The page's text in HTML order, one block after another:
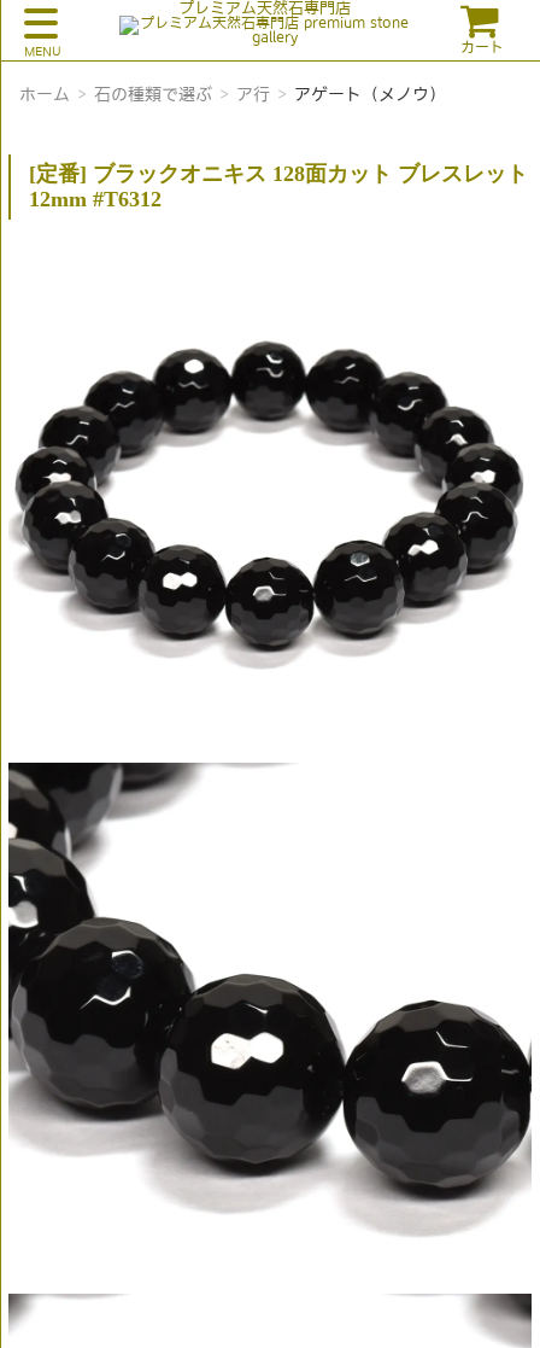
プレミアム天然石専門店
カート
ホーム 石の種類で選ぶ ア行 アゲート（メノウ）
[定番] ブラックオニキス 128面カット ブレスレット
12mm #T6312